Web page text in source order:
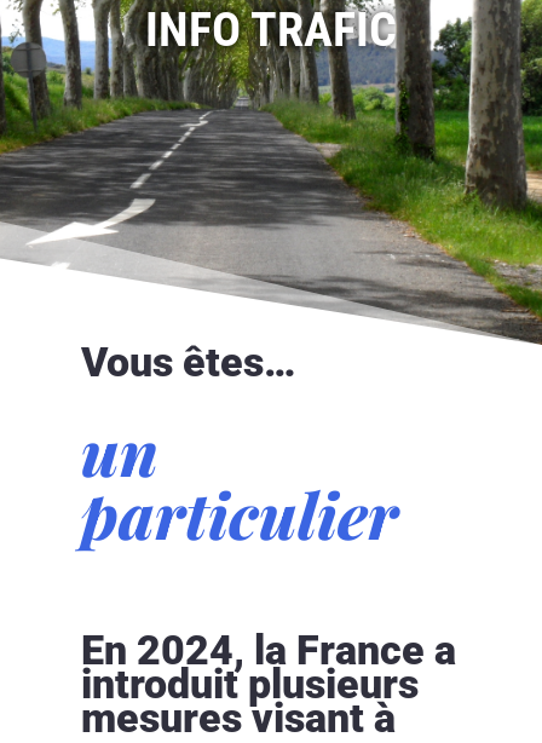
INFO TRAFIC
Vous êtes…
un
particulier
En 2024, la France a
introduit plusieurs
mesures visant à